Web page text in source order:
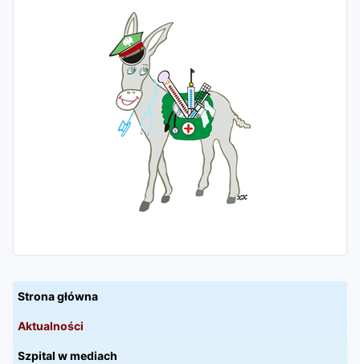
Strona główna
Aktualności
Szpital w mediach